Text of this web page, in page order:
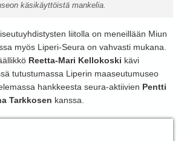
käsikäyttöistä mankelia.
liitolla on meneillään Miun
myös Liperi-Seura on vahvasti mukana.
Reetta-Mari Kellokoski kävi
tutustumassa Liperin maaseutumuseo
hankkeesta seura-aktiivien Pentti
Tarkkosen kanssa.